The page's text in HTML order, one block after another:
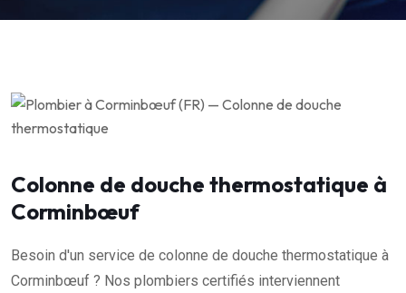
Colonne de douche thermostatique à
Corminbœuf
Besoin d'un service de colonne de douche thermostatique à
Corminbœuf ? Nos plombiers certifiés interviennent